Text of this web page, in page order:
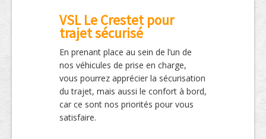
VSL Le Crestet pour
trajet sécurisé
En prenant place au sein de l’un de
nos véhicules de prise en charge,
vous pourrez apprécier la sécurisation
du trajet, mais aussi le confort à bord,
car ce sont nos priorités pour vous
satisfaire.